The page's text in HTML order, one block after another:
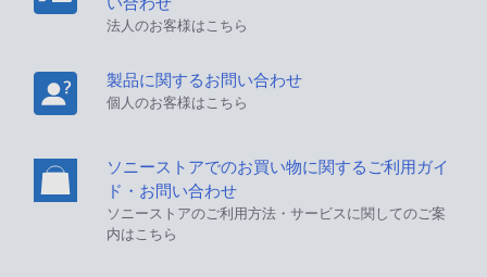
法人のお客様はこちら
製品に関するお問い合わせ
個人のお客様はこちら
ソニーストアでのお買い物に関するご利用ガイ
ド・お問い合わせ
ソニーストアのご利用方法・サービスに関してのご案
内はこちら